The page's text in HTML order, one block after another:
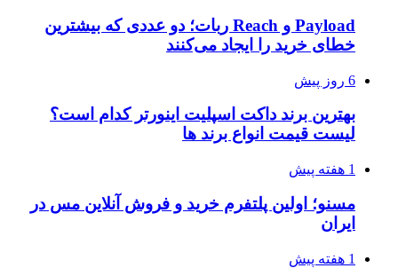
Payload و Reach ربات؛ دو عددی که بیشترین
خطای خرید را ایجاد می‌کنند
6 روز پیش
بهترین برند داکت اسپلیت اینورتر کدام است؟
لیست قیمت انواع برند ها
1 هفته پیش
مسنو؛ اولین پلتفرم خرید و فروش آنلاین مس در
ایران
1 هفته پیش